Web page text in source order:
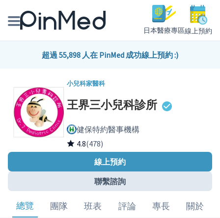
日本醫療專區線上預約
線上預約醫師、院所
健康主題館
我是醫療人員
超過 55,898 人在 PinMed 成功線上預約 :)
小兒科家醫科
王界三小兒科診所
健保特約醫事機構
4.8(478)
線上預約
聯繫諮詢
總覽 團隊 班表 評論 專長 關於